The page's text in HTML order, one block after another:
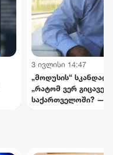
3 ივლისი 14:47
„მოდუსის“
„რატომ ვერ გიცავენ
საქართველოში? —